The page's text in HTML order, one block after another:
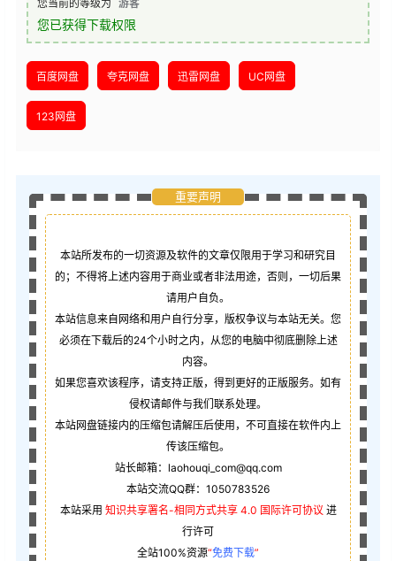
您当前的等级为 游客
您已获得下载权限
百度网盘 夸克网盘 迅雷网盘 UC网盘
123网盘
重要声明
本站所发布的一切资源及软件的文章仅限用于学习和研究目
的；不得将上述内容用于商业或者非法用途，否则，一切后果
请用户自负。
本站信息来自网络和用户自行分享，版权争议与本站无关。您
必须在下载后的24个小时之内，从您的电脑中彻底删除上述
内容。
如果您喜欢该程序，请支持正版，得到更好的正版服务。如有
侵权请邮件与我们联系处理。
本站网盘链接内的压缩包请解压后使用，不可直接在软件内上
传该压缩包。
站长邮箱：laohouqi_com@qq.com
本站交流QQ群：1050783526
本站采用 知识共享署名-相同方式共享 4.0 国际许可协议 进
行许可
全站100%资源“免费下载”